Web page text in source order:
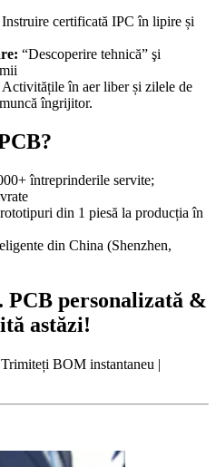
Instruire certificată IPC în lipire și
“Descoperire tehnică” şi
Activitățile în aer liber și zilele de
îngrijitor.
întreprinderile servite;
din 1 piesă la producția în
din China (Shenzhen,
PCB personalizată &
astăzi!
BOM instantaneu |